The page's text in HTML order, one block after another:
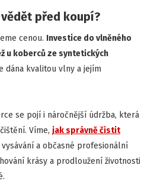
před koupí?
cenou. Investice do vlněného
u koberců ze syntetických
dána kvalitou vlny a jejím
se pojí i náročnější údržba, která
Víme, jak správně čistit
a občasné profesionální
krásy a prodloužení životnosti